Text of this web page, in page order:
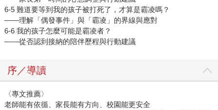
6-5 難道要等到我的孩子被打死了，才算是霸凌嗎？
——理解「偶發事件」與「霸凌」的界線與應對
6-6 我的孩子怎麼可能是霸凌者？
——從否認到接納的陪伴歷程與行動建議
序／導讀
〈專文推薦〉
老師能有依循、家長能有方向、校園能更安全